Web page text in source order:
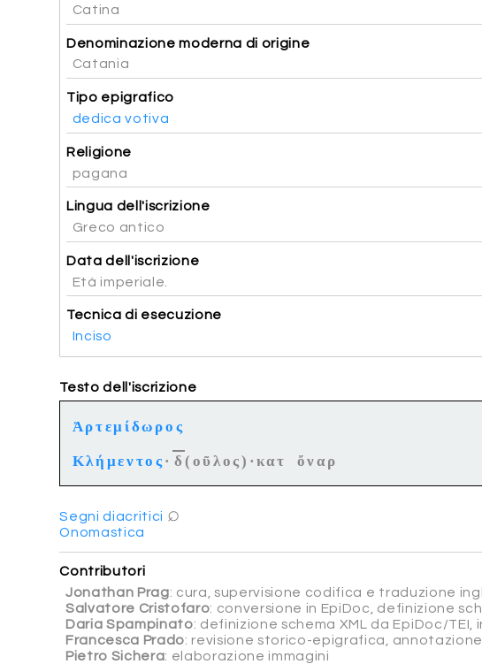
Catina
Denominazione moderna di origine
Catania
Tipo epigrafico
dedica votiva
Religione
pagana
Lingua dell'iscrizione
Greco antico
Data dell'iscrizione
Età imperiale.
Tecnica di esecuzione
Inciso
Testo dell'iscrizione
Ἀρτεμίδωρος
Κλήμεντος · δ (οῦλος)·κατ ὄναρ
Segni diacritici ⌕
Onomastica
Contributori
Jonathan Prag: cura, supervisione codifica e traduzione
Salvatore Cristofaro: conversione in EpiDoc, definizione
Daria Spampinato: definizione schema XML da EpiDoc/
Francesca Prado: revisione storico-epigrafica,
Pietro Sichera: elaborazione immagini